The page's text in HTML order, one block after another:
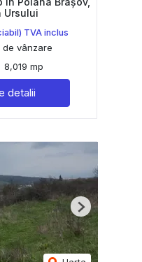
Ursului
TVA inclus
de vânzare
8,019 mp
detalii
Next